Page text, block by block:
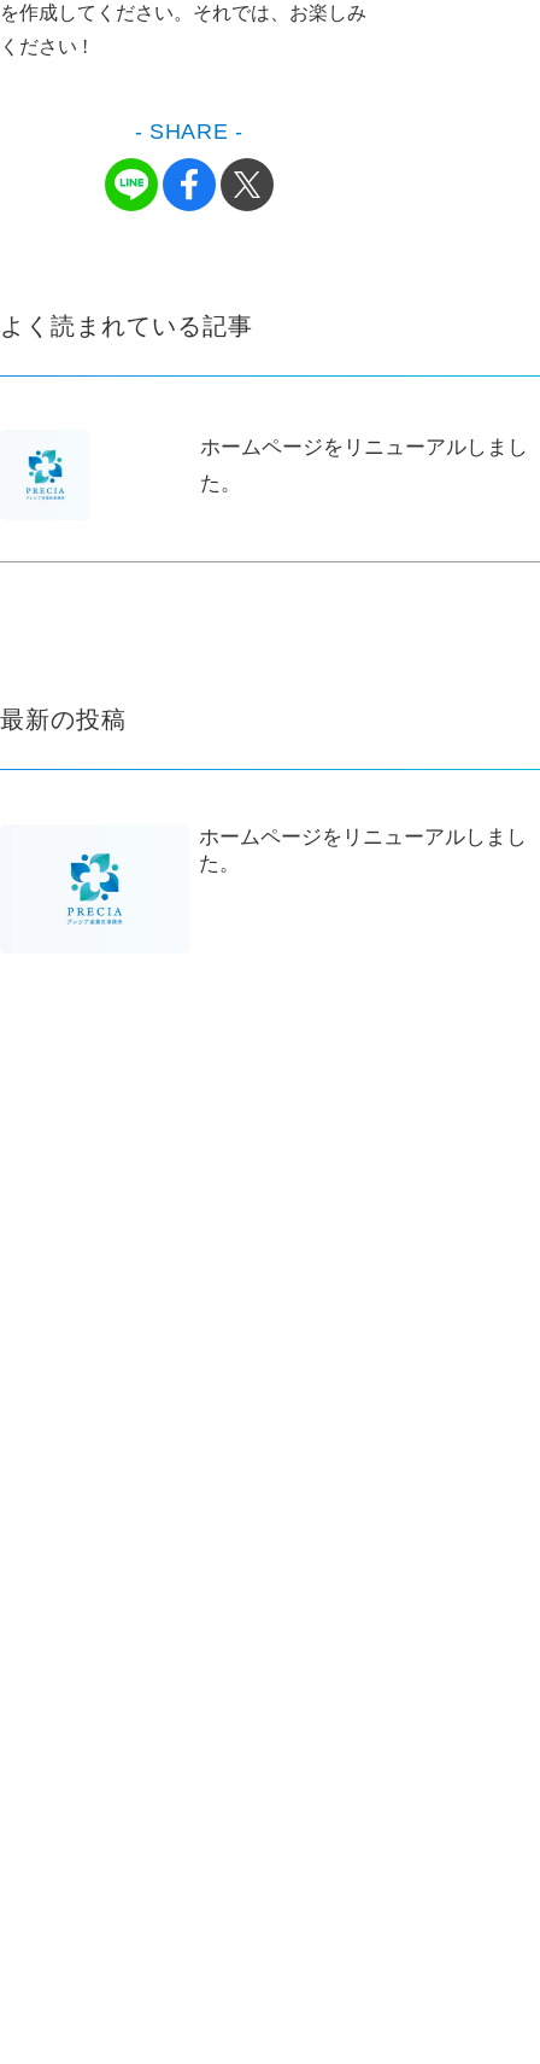
を作成してください。それでは、お楽しみ
ください !
- SHARE -
よく読まれている記事
ホームページをリニューアルしまし
た。
最新の投稿
ホームページをリニューアルしまし
た。